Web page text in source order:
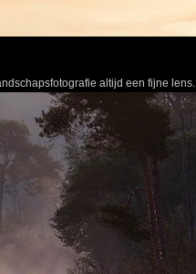
altijd een fijne lens.